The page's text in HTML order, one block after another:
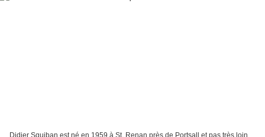
Didier Squiban est né en 1959 à St. Renan près de Portsall et pas très loin